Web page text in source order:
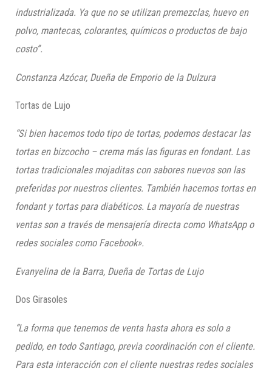
industrializada. Ya que no se utilizan premezclas, huevo en
polvo, mantecas, colorantes, químicos o productos de bajo
costo”.
Constanza Azócar, Dueña de Emporio de la Dulzura
Tortas de Lujo
“Si bien hacemos todo tipo de tortas, podemos destacar las
tortas en bizcocho – crema más las figuras en fondant. Las
tortas tradicionales mojaditas con sabores nuevos son las
preferidas por nuestros clientes. También hacemos tortas en
fondant y tortas para diabéticos. La mayoría de nuestras
ventas son a través de mensajería directa como WhatsApp o
redes sociales como Facebook».
Evanyelina de la Barra, Dueña de Tortas de Lujo
Dos Girasoles
“La forma que tenemos de venta hasta ahora es solo a
pedido, en todo Santiago, previa coordinación con el cliente.
Para esta interacción con el cliente nuestras redes sociales